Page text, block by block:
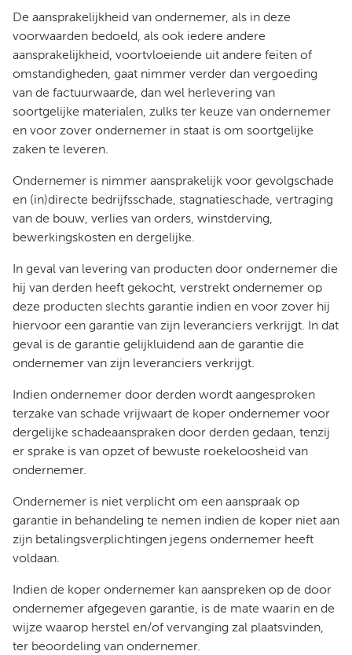
De aansprakelijkheid van ondernemer, als in deze
voorwaarden bedoeld, als ook iedere andere
aansprakelijkheid, voortvloeiende uit andere feiten of
omstandigheden, gaat nimmer verder dan vergoeding
van de factuurwaarde, dan wel herlevering van
soortgelijke materialen, zulks ter keuze van ondernemer
en voor zover ondernemer in staat is om soortgelijke
zaken te leveren.
Ondernemer is nimmer aansprakelijk voor gevolgschade
en (in)directe bedrijfsschade, stagnatieschade, vertraging
van de bouw, verlies van orders, winstderving,
bewerkingskosten en dergelijke.
In geval van levering van producten door ondernemer die
hij van derden heeft gekocht, verstrekt ondernemer op
deze producten slechts garantie indien en voor zover hij
hiervoor een garantie van zijn leveranciers verkrijgt. In dat
geval is de garantie gelijkluidend aan de garantie die
ondernemer van zijn leveranciers verkrijgt.
Indien ondernemer door derden wordt aangesproken
terzake van schade vrijwaart de koper ondernemer voor
dergelijke schadeaanspraken door derden gedaan, tenzij
er sprake is van opzet of bewuste roekeloosheid van
ondernemer.
Ondernemer is niet verplicht om een aanspraak op
garantie in behandeling te nemen indien de koper niet aan
zijn betalingsverplichtingen jegens ondernemer heeft
voldaan.
Indien de koper ondernemer kan aanspreken op de door
ondernemer afgegeven garantie, is de mate waarin en de
wijze waarop herstel en/of vervanging zal plaatsvinden,
ter beoordeling van ondernemer.